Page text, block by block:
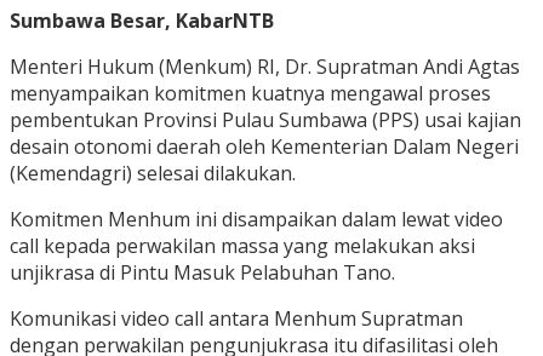
Sumbawa Besar, KabarNTB
Menteri Hukum (Menkum) RI, Dr. Supratman Andi Agtas
menyampaikan komitmen kuatnya mengawal proses
pembentukan Provinsi Pulau Sumbawa (PPS) usai kajian
desain otonomi daerah oleh Kementerian Dalam Negeri
(Kemendagri) selesai dilakukan.
Komitmen Menhum ini disampaikan dalam lewat video
call kepada perwakilan massa yang melakukan aksi
unjikrasa di Pintu Masuk Pelabuhan Tano.
Komunikasi video call antara Menhum Supratman
dengan perwakilan pengunjukrasa itu difasilitasi oleh